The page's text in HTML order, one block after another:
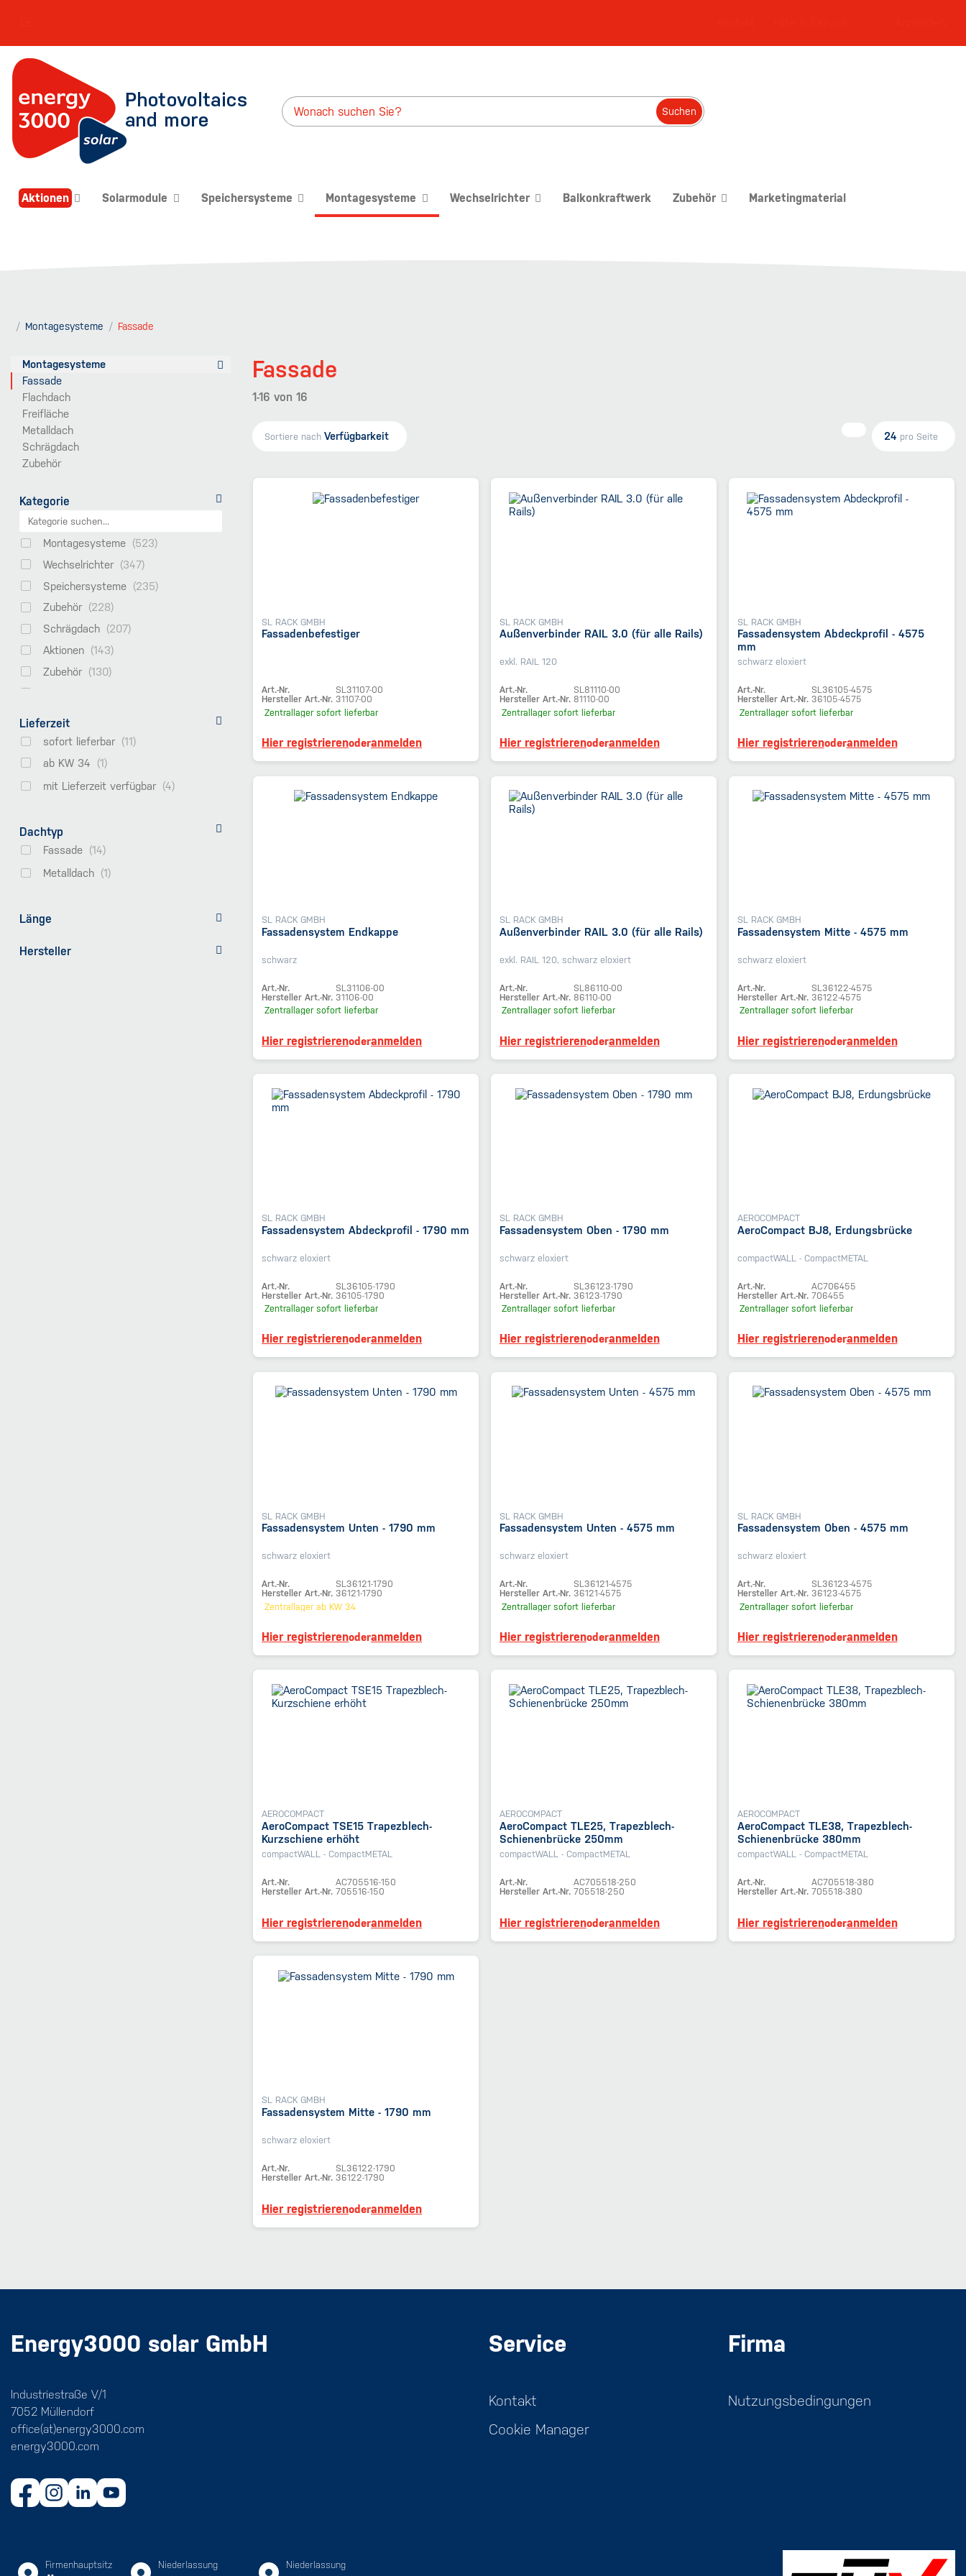
Suchen
Aktionen Solarmodule Speichersysteme Montagesysteme Wechselrichter Balkonkraftwerk Zubehör Marketingmaterial
Montagesysteme Fassade
Montagesysteme
Fassade
Flachdach
Freifläche
Metalldach
Schrägdach
Zubehör
Kategorie
Montagesysteme
Wechselrichter
Speichersysteme
Zubehör
Schrägdach
Aktionen
Zubehör
Hybrid
Zubehör
% Abverkauf
Netzgekoppelt
Gewerbespeicher
Gewerbespeicher Zubehör
Lieferzeit
sofort lieferbar
ab KW 34
mit Lieferzeit verfügbar
Dachtyp
Fassade
Metalldach
Länge
Hersteller
Fassade
1-16 von 16
Sortiere nach Verfügbarkeit 24 pro Seite
SL RACK GMBH
Fassadenbefestiger
Art.-Nr.
SL31107-00
Hersteller Art.-Nr. 31107-00
Zentrallager sofort lieferbar
Hier registrierenoderanmelden
SL RACK GMBH
Außenverbinder RAIL 3.0 (für alle Rails)
exkl. RAIL 120
Art.-Nr.
SL81110-00
Hersteller Art.-Nr. 81110-00
Zentrallager sofort lieferbar
Hier registrierenoderanmelden
SL RACK GMBH
Fassadensystem Abdeckprofil - 4575
mm
schwarz eloxiert
Art.-Nr.
SL36105-4575
Hersteller Art.-Nr. 36105-4575
Zentrallager sofort lieferbar
Hier registrierenoderanmelden
SL RACK GMBH
Fassadensystem Endkappe
schwarz
Art.-Nr.
SL31106-00
Hersteller Art.-Nr. 31106-00
Zentrallager sofort lieferbar
Hier registrierenoderanmelden
SL RACK GMBH
Außenverbinder RAIL 3.0 (für alle Rails)
exkl. RAIL 120, schwarz eloxiert
Art.-Nr.
SL86110-00
Hersteller Art.-Nr. 86110-00
Zentrallager sofort lieferbar
Hier registrierenoderanmelden
SL RACK GMBH
Fassadensystem Mitte - 4575 mm
schwarz eloxiert
Art.-Nr.
SL36122-4575
Hersteller Art.-Nr. 36122-4575
Zentrallager sofort lieferbar
Hier registrierenoderanmelden
SL RACK GMBH
Fassadensystem Abdeckprofil - 1790 mm
schwarz eloxiert
Art.-Nr.
SL36105-1790
Hersteller Art.-Nr. 36105-1790
Zentrallager sofort lieferbar
Hier registrierenoderanmelden
SL RACK GMBH
Fassadensystem Oben - 1790 mm
schwarz eloxiert
Art.-Nr.
SL36123-1790
Hersteller Art.-Nr. 36123-1790
Zentrallager sofort lieferbar
Hier registrierenoderanmelden
AEROCOMPACT
AeroCompact BJ8, Erdungsbrücke
compactWALL - CompactMETAL
Art.-Nr.
AC706455
Hersteller Art.-Nr. 706455
Zentrallager sofort lieferbar
Hier registrierenoderanmelden
SL RACK GMBH
Fassadensystem Unten - 1790 mm
schwarz eloxiert
Art.-Nr.
SL36121-1790
Hersteller Art.-Nr. 36121-1790
Zentrallager ab KW 34
Hier registrierenoderanmelden
SL RACK GMBH
Fassadensystem Unten - 4575 mm
schwarz eloxiert
Art.-Nr.
SL36121-4575
Hersteller Art.-Nr. 36121-4575
Zentrallager sofort lieferbar
Hier registrierenoderanmelden
SL RACK GMBH
Fassadensystem Oben - 4575 mm
schwarz eloxiert
Art.-Nr.
SL36123-4575
Hersteller Art.-Nr. 36123-4575
Zentrallager sofort lieferbar
Hier registrierenoderanmelden
AEROCOMPACT
AeroCompact TSE15 Trapezblech-
Kurzschiene erhöht
compactWALL - CompactMETAL
Art.-Nr.
AC705516-150
Hersteller Art.-Nr. 705516-150
Hier registrierenoderanmelden
AEROCOMPACT
AeroCompact TLE25, Trapezblech-
Schienenbrücke 250mm
compactWALL - CompactMETAL
Art.-Nr.
AC705518-250
Hersteller Art.-Nr. 705518-250
Hier registrierenoderanmelden
AEROCOMPACT
AeroCompact TLE38, Trapezblech-
Schienenbrücke 380mm
compactWALL - CompactMETAL
Art.-Nr.
AC705518-380
Hersteller Art.-Nr. 705518-380
Hier registrierenoderanmelden
SL RACK GMBH
Fassadensystem Mitte - 1790 mm
schwarz eloxiert
Art.-Nr.
SL36122-1790
Hersteller Art.-Nr. 36122-1790
Hier registrierenoderanmelden
Energy3000 solar GmbH
Industriestraße V/1
7052 Müllendorf
office(at)energy3000.com
energy3000.com
Service
Kontakt
Cookie Manager
Firma
Nutzungsbedingungen
Firmenhauptsitz Niederlassung Niederlassung